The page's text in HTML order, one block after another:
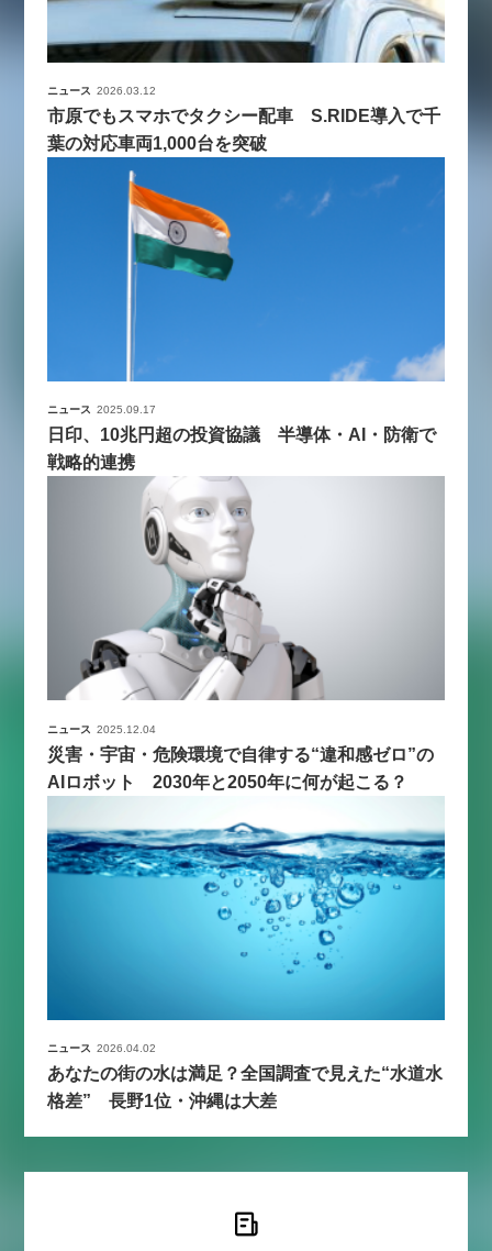
ニュース 2026.03.12
市原でもスマホでタクシー配車 S.RIDE導入で千
葉の対応車両1,000台を突破
ニュース 2025.09.17
日印、10兆円超の投資協議 半導体・AI・防衛で
戦略的連携
ニュース 2025.12.04
災害・宇宙・危険環境で自律する“違和感ゼロ”の
AIロボット 2030年と2050年に何が起こる？
ニュース 2026.04.02
あなたの街の水は満足？全国調査で見えた“水道水
格差” 長野1位・沖縄は大差